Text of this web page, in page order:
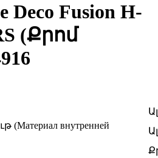
Fusion H-
(Քրոմ
внутренней